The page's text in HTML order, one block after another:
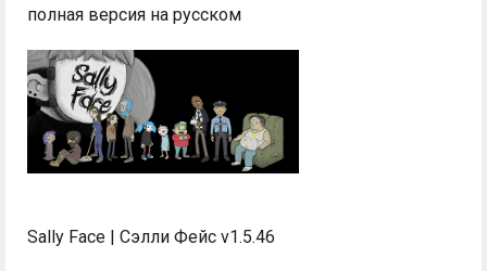
полная версия на русском
Sally Face | Сэлли Фейс v1.5.46